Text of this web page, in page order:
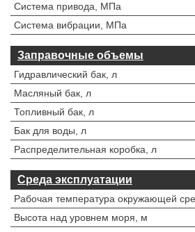
Система привода, МПа
Система вибрации, МПа
Заправочные объемы
Гидравлический бак, л
Масляный бак, л
Топливный бак, л
Бак для воды, л
Распределительная коробка, л
Среда эксплуатации
Рабочая температура окружающей
Высота над уровнем моря, м